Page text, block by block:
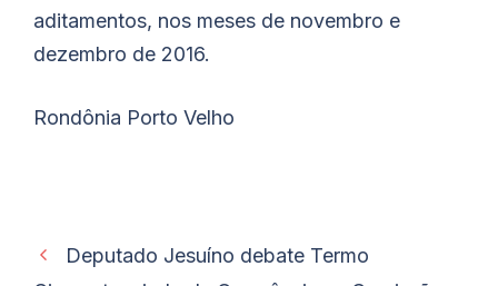
aditamentos, nos meses de novembro e
dezembro de 2016.
Rondônia Porto Velho
Deputado Jesuíno debate Termo